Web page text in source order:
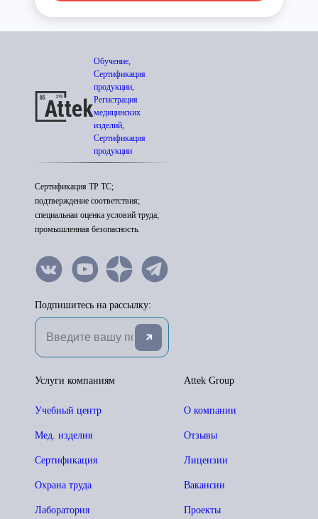
Обучение,
Сертификация
продукции,
Регистрация
медицинских
изделий,
Сертификация
продукции
Сертификация ТР ТС;
подтверждение соответствия;
специальная оценка условий труда;
промышленная безопасность.
Подпишитесь на рассылку:
Attek Group
О компании
Отзывы
Лицензии
Вакансии
Проекты
Услуги компаниям
Учебный центр
Мед. изделия
Сертификация
Охрана труда
Лаборатория